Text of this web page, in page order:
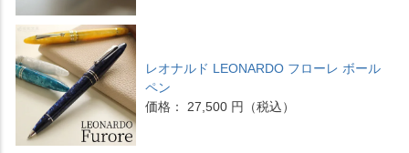
レオナルド LEONARDO フローレ ボール
ペン
価格： 27,500 円（税込）